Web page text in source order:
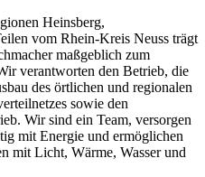
Heinsberg,
vom Rhein-Kreis Neuss trägt
maßgeblich zum
verantworten den Betrieb, die
des örtlichen und regionalen
sowie den
Wir sind ein Team, versorgen
mit Energie und ermöglichen
mit Licht, Wärme, Wasser und